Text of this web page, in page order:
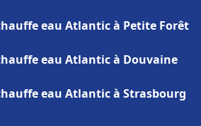
eau Atlantic à Petite Forêt
eau Atlantic à Douvaine
eau Atlantic à Strasbourg